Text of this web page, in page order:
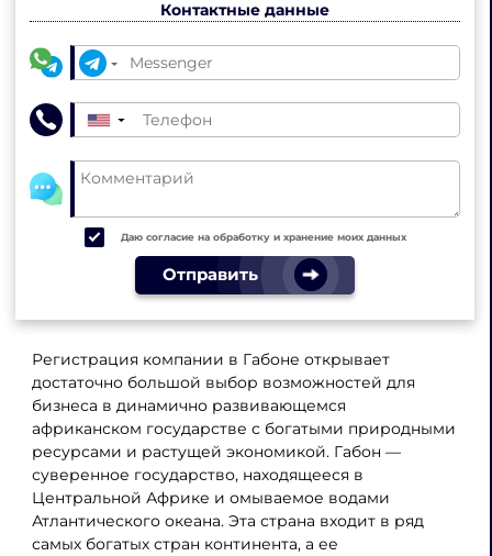
Контактные данные
▼
Даю согласие на обработку и хранение моих данных
Отправить
Регистрация компании в Габоне открывает
достаточно большой выбор возможностей для
бизнеса в динамично развивающемся
африканском государстве с богатыми природными
ресурсами и растущей экономикой. Габон —
суверенное государство, находящееся в
Центральной Африке и омываемое водами
Атлантического океана. Эта страна входит в ряд
самых богатых стран континента, а ее